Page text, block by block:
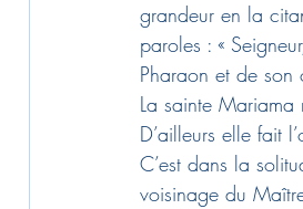
grandeur en la
paroles : «
Pharaon et de son
La sainte Mariama
D’ailleurs elle fait
C’est dans la
voisinage du